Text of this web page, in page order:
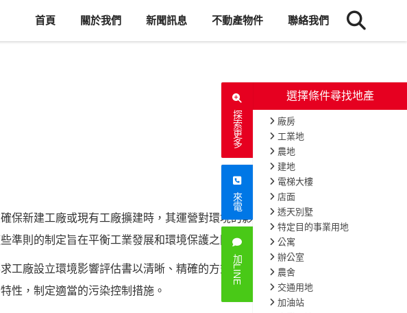
首頁 關於我們 新聞訊息 不動產物件 聯絡我們
837
次閱讀
保新建工廠或現有工廠擴建時，其運營對環境的影響受到
準則的制定旨在平衡工業發展和環境保護之間的需求。
廠設立環境影響評估書以清晰、精確的方式呈現，確保透明度
性，制定適當的污染控制措施。